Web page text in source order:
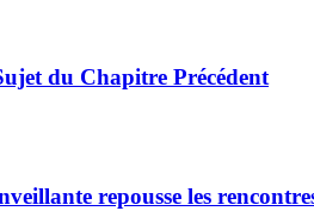
du Chapitre Précédent
repousse les